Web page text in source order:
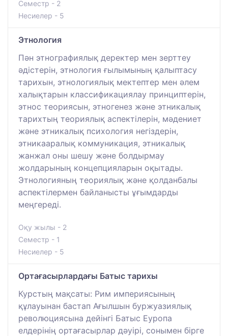
Семестр - 2
Несиелер - 5
Этнология
Пән этнографиялық деректер мен зерттеу
әдістерін, этнология ғылымының қалыптасу
тарихын, этнологиялық мектептер мен әлем
халықтарын классификациялау принциптерін,
этнос теориясын, этногенез және этникалық
тарихтың теориялық аспектілерін, мәдениет
және этникалық психология негіздерін,
этникааралық коммуникация, этникалық
жанжал оны шешу және болдырмау
жолдарының концепцияларын оқытады.
Этнологияның теориялық және қолданбалы
аспектілермен байланысты ұғымдарды
меңгереді.
Оқу жылы - 2
Семестр - 1
Несиелер - 5
Ортағасырлардағы Батыс тарихы
Курстың мақсаты: Рим империясының
құлауынан бастап Ағылшын буржуазиялық
революциясына дейінгі Батыс Еуропа
елдерінің ортағасырлар дәуірі, сонымен бірге